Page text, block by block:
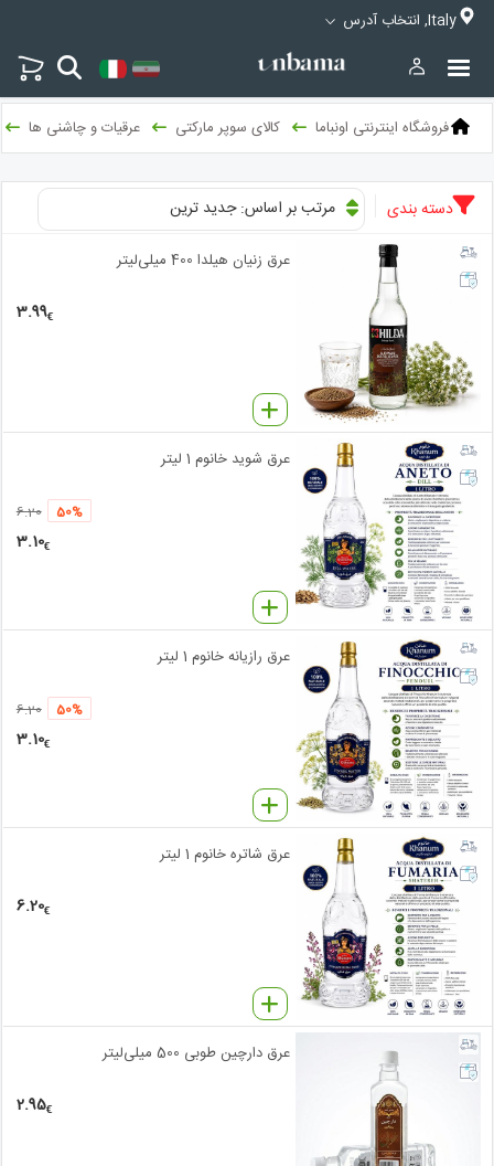
Italy, انتخاب آدرس
فروشگاه اینترنتی اونباما کالای سوپر مارکتی عرقیات و چاشنی ها
مرتب بر اساس: جدید ترین دسته بندی
عرق زنیان هیلدا 400 میلی‌لیتر
3.99€
عرق شوید خانوم 1 لیتر
50%
6.20
3.10€
عرق رازیانه خانوم 1 لیتر
50%
6.20
3.10€
عرق شاتره خانوم 1 لیتر
6.20€
عرق دارچین طوبی 500 میلی‌لیتر
2.95€